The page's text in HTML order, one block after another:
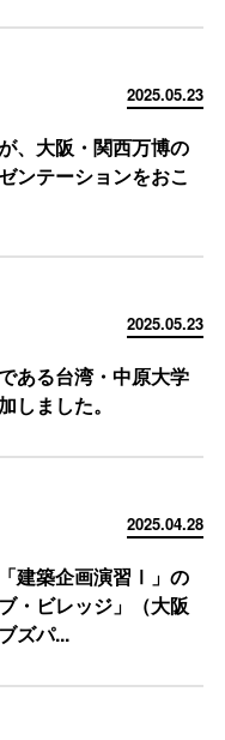
2025.05.23
、大阪・関西万博の
ンテーションをおこ
2025.05.23
ある台湾・中原大学
しました。
2025.04.28
建築企画演習Ⅰ」の
・ビレッジ」（大阪
ズパ...